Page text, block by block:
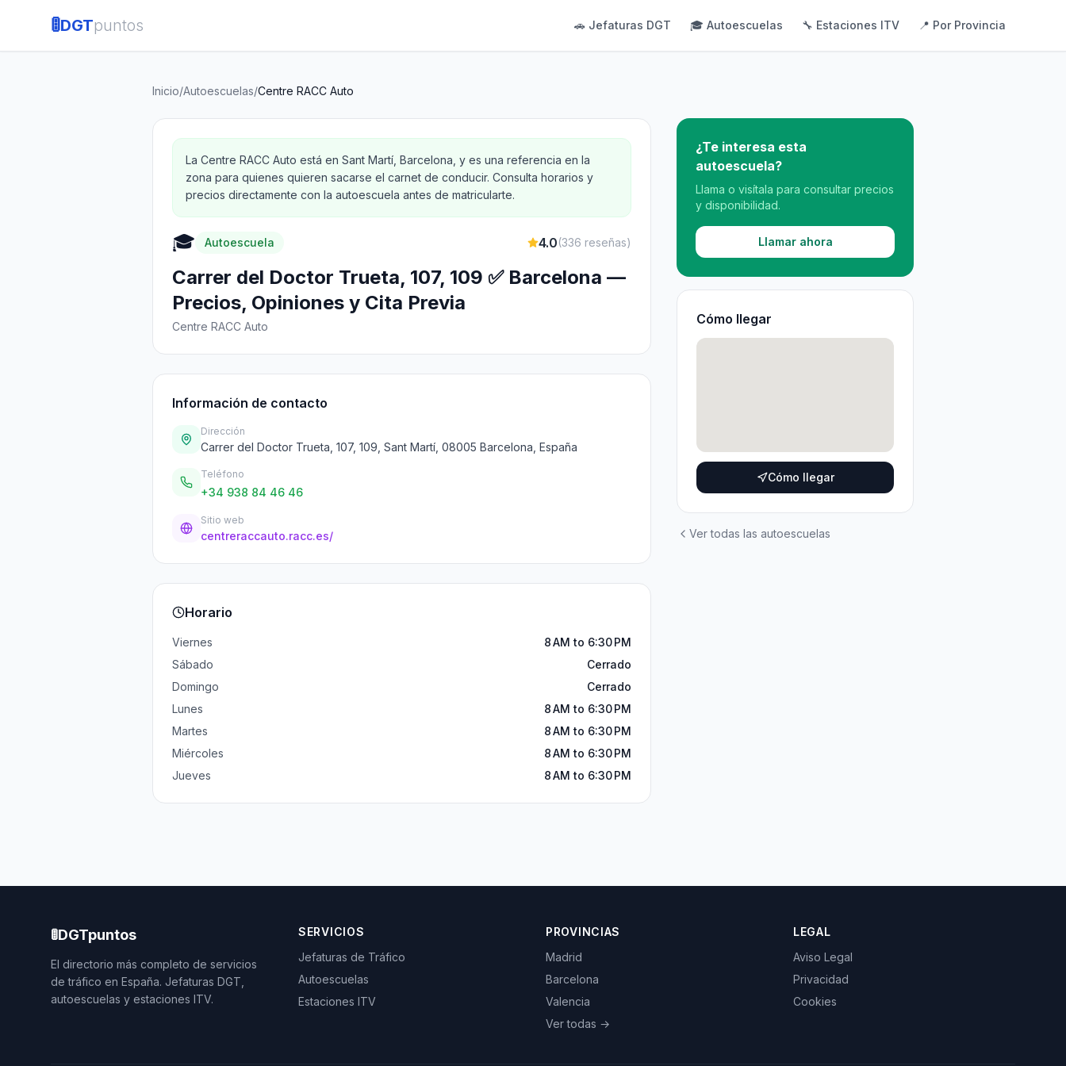
🚦DGTpuntos 🚗 Jefaturas DGT 🎓 Autoescuelas 🔧 Estaciones ITV 📍 Por Provincia
Inicio/Autoescuelas/Centre RACC Auto
La Centre RACC Auto está en Sant Martí, Barcelona, y es una referencia en la
zona para quienes quieren sacarse el carnet de conducir. Consulta horarios y
precios directamente con la autoescuela antes de matricularte.
🎓 Autoescuela 4.0(336 reseñas)
Carrer del Doctor Trueta, 107, 109 ✅ Barcelona —
Precios, Opiniones y Cita Previa
Centre RACC Auto
Información de contacto
Dirección
Carrer del Doctor Trueta, 107, 109, Sant Martí, 08005 Barcelona, España
Teléfono
+34 938 84 46 46
Sitio web
centreraccauto.racc.es/
Horario
Viernes
8 AM to 6:30 PM
Sábado
Cerrado
Domingo
Cerrado
Lunes
8 AM to 6:30 PM
Martes
8 AM to 6:30 PM
Miércoles
8 AM to 6:30 PM
Jueves
8 AM to 6:30 PM
¿Te interesa esta
autoescuela?
Llama o visítala para consultar precios
y disponibilidad.
Llamar ahora
Cómo llegar
Cómo llegar
Ver todas las autoescuelas
🚦DGTpuntos
El directorio más completo de servicios
de tráfico en España. Jefaturas DGT,
autoescuelas y estaciones ITV.
SERVICIOS
Jefaturas de Tráfico
Autoescuelas
Estaciones ITV
PROVINCIAS
Madrid
Barcelona
Valencia
Ver todas →
LEGAL
Aviso Legal
Privacidad
Cookies